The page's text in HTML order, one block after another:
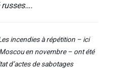
incendies à répétition – ici
en novembre – ont été
d’actes de sabotages